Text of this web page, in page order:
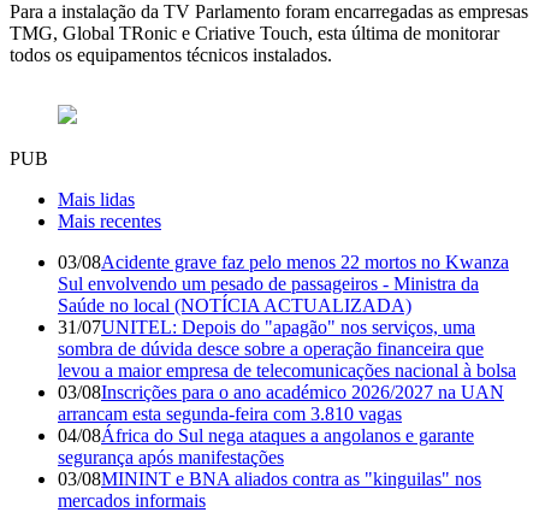
Para a instalação da TV Parlamento foram encarregadas as empresas
TMG, Global TRonic e Criative Touch, esta última de monitorar
todos os equipamentos técnicos instalados.
PUB
Mais lidas
Mais recentes
03/08Acidente grave faz pelo menos 22 mortos no Kwanza
Sul envolvendo um pesado de passageiros - Ministra da
Saúde no local (NOTÍCIA ACTUALIZADA)
31/07UNITEL: Depois do "apagão" nos serviços, uma
sombra de dúvida desce sobre a operação financeira que
levou a maior empresa de telecomunicações nacional à bolsa
03/08Inscrições para o ano académico 2026/2027 na UAN
arrancam esta segunda-feira com 3.810 vagas
04/08África do Sul nega ataques a angolanos e garante
segurança após manifestações
03/08MININT e BNA aliados contra as "kinguilas" nos
mercados informais